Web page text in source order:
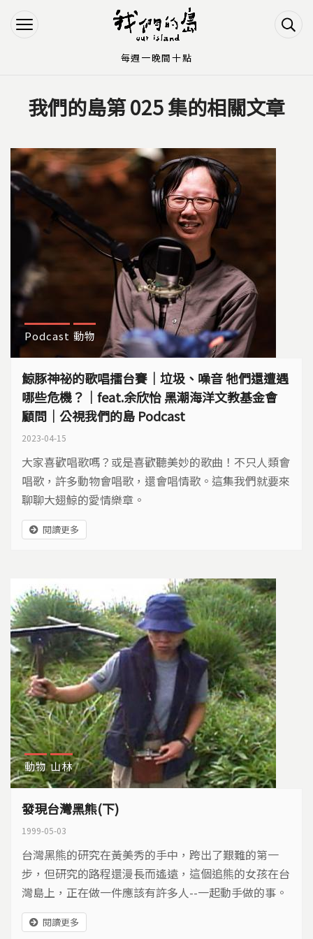
Jump to Navigation
Jump to Main content
您在這裡
我們的島第 025 集的相關文章
Podcast 動物
鯨豚神祕的歌唱擂台賽｜垃圾、噪音 牠們還遭遇
哪些危機？｜feat.余欣怡 黑潮海洋文教基金會
顧問｜公視我們的島 Podcast
2023-04-15
大家喜歡唱歌嗎？或是喜歡聽美妙的歌曲！不只人類會
唱歌，許多動物會唱歌，還會唱情歌。這集我們就要來
聊聊大翅鯨的愛情樂章。
閱讀更多
動物 山林
發現台灣黑熊(下)
1999-05-03
台灣黑熊的研究在黃美秀的手中，跨出了艱難的第一
步，但研究的路程還漫長而遙遠，這個追熊的女孩在台
灣島上，正在做一件應該有許多人--一起動手做的事。
台灣黑熊，這個神秘的高山大獸，穿梭於密林間，時而
被我們所見，也許不久之後，我們將真正認識牠，這個
閱讀更多
每週一晚間十點